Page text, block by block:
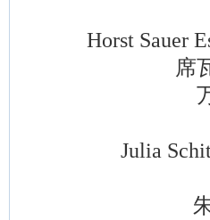
Horst Sauer
席瓦
万
Julia
朱